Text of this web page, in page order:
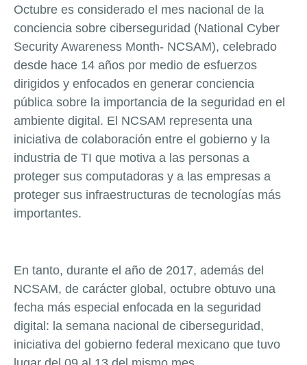
Octubre es considerado el mes nacional de la
conciencia sobre ciberseguridad (National Cyber
Security Awareness Month- NCSAM), celebrado
desde hace 14 años por medio de esfuerzos
dirigidos y enfocados en generar conciencia
pública sobre la importancia de la seguridad en el
ambiente digital. El NCSAM representa una
iniciativa de colaboración entre el gobierno y la
industria de TI que motiva a las personas a
proteger sus computadoras y a las empresas a
proteger sus infraestructuras de tecnologías más
importantes.
En tanto, durante el año de 2017, además del
NCSAM, de carácter global, octubre obtuvo una
fecha más especial enfocada en la seguridad
digital: la semana nacional de ciberseguridad,
iniciativa del gobierno federal mexicano que tuvo